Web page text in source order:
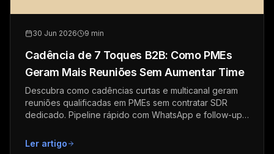
30 Jun 2026 9 min
Cadência de 7 Toques B2B: Como PMEs
Geram Mais Reuniões Sem Aumentar Time
Descubra como cadências curtas e multicanal geram
reuniões qualificadas em PMEs sem contratar SDR
dedicado. Pipeline rápido com WhatsApp e follow-up
Ler artigo